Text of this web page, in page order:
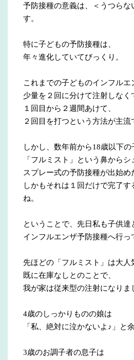
予防接種の意義は、＜うつらな
す。
特に子どもの予防接種は、
年々進化していてびっくり。
これまでの子どものインフルエ
少量を２回に分けて注射しなく
１回目から２週間あけて、
２回目を打つという方法が主流
しかし、数年前から18歳以下の
「フルミスト」という鼻からシ
スプレー式の予防接種が出始め
しかもそれは１回だけで完了す
ね。
ということで、先日私も子供達
インフルエンザ予防接種へ行っ
先ほどの「フルミスト」は大人
既に在庫なしとのことで、
我が家は従来型の注射になりま
4歳のしっかりものの娘は
「私、絶対に泣かないよ♪」と
3歳のお調子者の息子は